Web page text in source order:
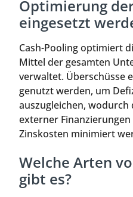
Optimierung
eingesetzt
Cash-Pooling optimiert
Mittel der gesamten
verwaltet. Überschüsse
genutzt werden, um
auszugleichen,
externer
Zinskosten minimiert
Welche Arten
gibt es?